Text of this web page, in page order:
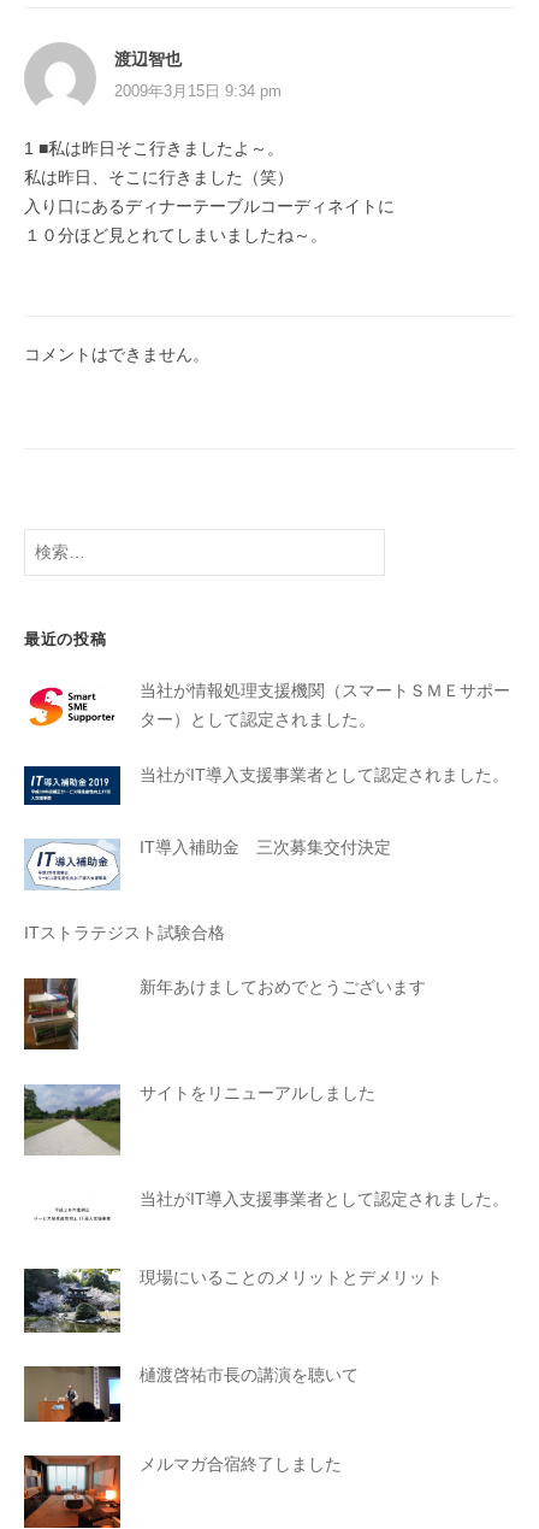
渡辺智也
2009年3月15日 9:34 pm
1 ■私は昨日そこ行きましたよ～。
私は昨日、そこに行きました（笑）
入り口にあるディナーテーブルコーディネイトに
１０分ほど見とれてしまいましたね～。
コメントはできません。
最近の投稿
当社が情報処理支援機関（スマートＳＭＥサポー
ター）として認定されました。
当社がIT導入支援事業者として認定されました。
IT導入補助金 三次募集交付決定
ITストラテジスト試験合格
新年あけましておめでとうございます
サイトをリニューアルしました
当社がIT導入支援事業者として認定されました。
現場にいることのメリットとデメリット
樋渡啓祐市長の講演を聴いて
メルマガ合宿終了しました